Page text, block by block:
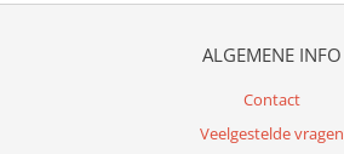
ALGEMENE INFO
Contact
Veelgestelde vragen